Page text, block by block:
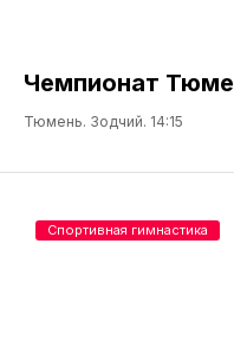
Чемпионат
Тюмень. Зодчий. 14:15
Спортивная гимнастика